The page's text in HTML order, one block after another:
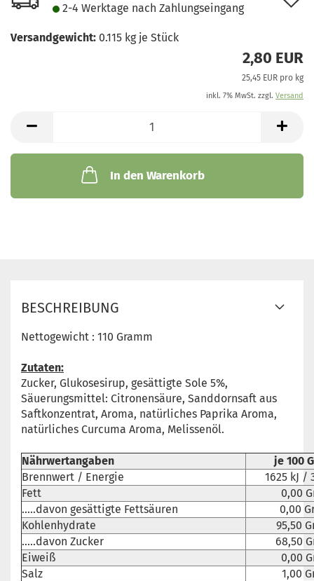
2-4 Werktage nach Zahlungseingang
Versandgewicht: 0.115 kg je Stück
2,80 EUR
25,45 EUR pro kg
inkl. 7% MwSt. zzgl. Versand
In den Warenkorb
BESCHREIBUNG
Nettogewicht : 110 Gramm
Zutaten:
Zucker, Glukosesirup, gesättigte Sole 5%,
Säuerungsmittel: Citronensäure, Sanddornsaft aus
Saftkonzentrat, Aroma, natürliches Paprika Aroma,
natürliches Curcuma Aroma, Melissenöl.
Nährwertangaben
je 100
Brennwert / Energie
1625 kJ /
Fett
0,00
.....davon gesättigte Fettsäuren
0,00
Kohlenhydrate
95,50
.....davon Zucker
68,50
Eiweiß
0,00
Salz
1,00